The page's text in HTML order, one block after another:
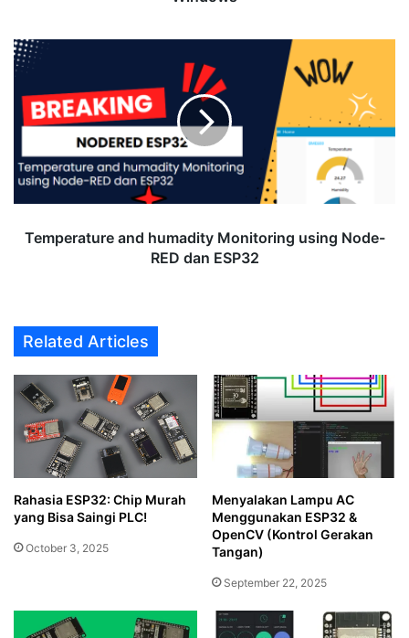
Temperature
and
Monitoring
using
RED
dan
ESP32
Temperature and humadity Monitoring using Node-
RED dan ESP32
Related Articles
Rahasia ESP32: Chip Murah
yang Bisa Saingi PLC!
October 3, 2025
Menyalakan Lampu AC
Menggunakan ESP32 &
OpenCV (Kontrol Gerakan
Tangan)
September 22, 2025